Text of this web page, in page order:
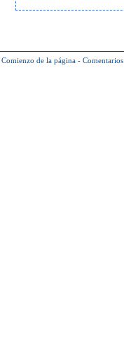
Comienzo de la página - Comentarios